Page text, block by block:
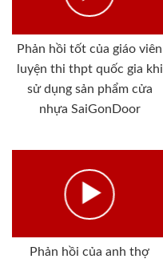
Phản hồi tốt của giáo viên
luyện thi thpt quốc gia khi
sử dụng sản phẩm cửa
nhựa SaiGonDoor
Phản hồi của anh thợ